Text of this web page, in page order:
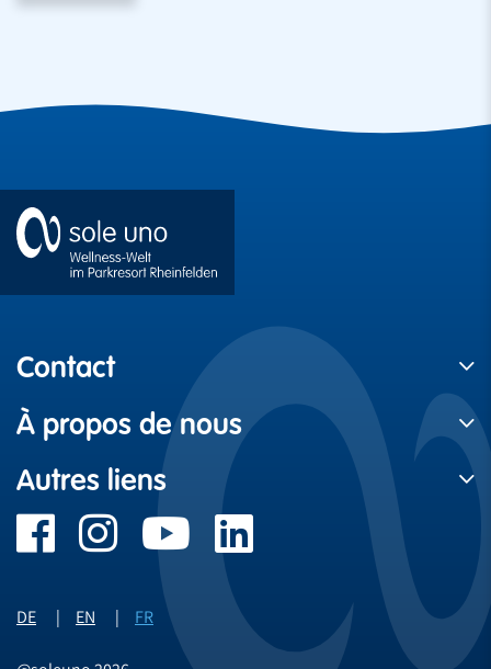
Contact
À propos de nous
Autres liens
DE EN FR